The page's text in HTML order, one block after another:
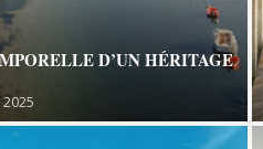
D’UN HÉRITAGE